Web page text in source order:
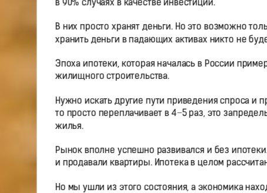
в 90% случаях в качестве инвестиций.
В них просто хранят деньги. Но это возможно
хранить деньги в падающих активах никто не
Эпоха ипотеки, которая началась в России
жилищного строительства.
Нужно искать другие пути приведения спроса и
то просто переплачивает в 4−5 раз, это
жилья.
Рынок вполне успешно развивался и без
и продавали квартиры. Ипотека в целом
Но мы ушли из этого состояния, а экономика